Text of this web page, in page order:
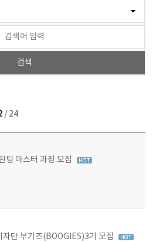
/ 24
팅 마스터 과정 모집
단 부기즈(BOOGIES)3기 모집